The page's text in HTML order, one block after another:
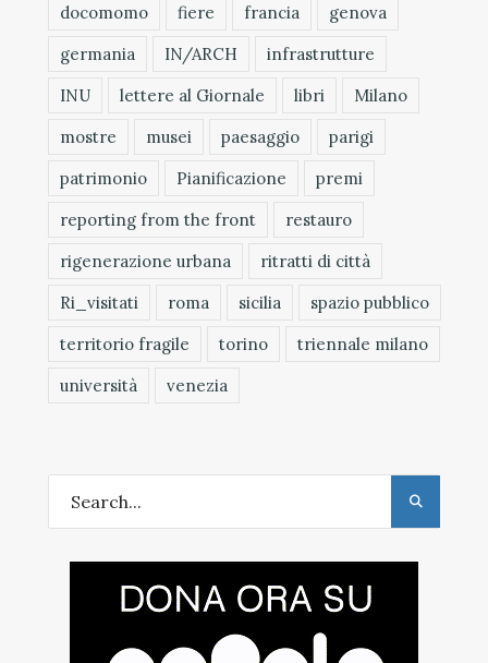
docomomo
fiere francia
genova
germania
IN/ARCH
infrastrutture
INU
lettere al Giornale libri
Milano
mostre
musei paesaggio
parigi
patrimonio
Pianificazione
premi
reporting from the front
restauro
rigenerazione urbana
ritratti di città
Ri_visitati
roma sicilia
spazio pubblico
territorio fragile
torino
triennale milano
università
venezia